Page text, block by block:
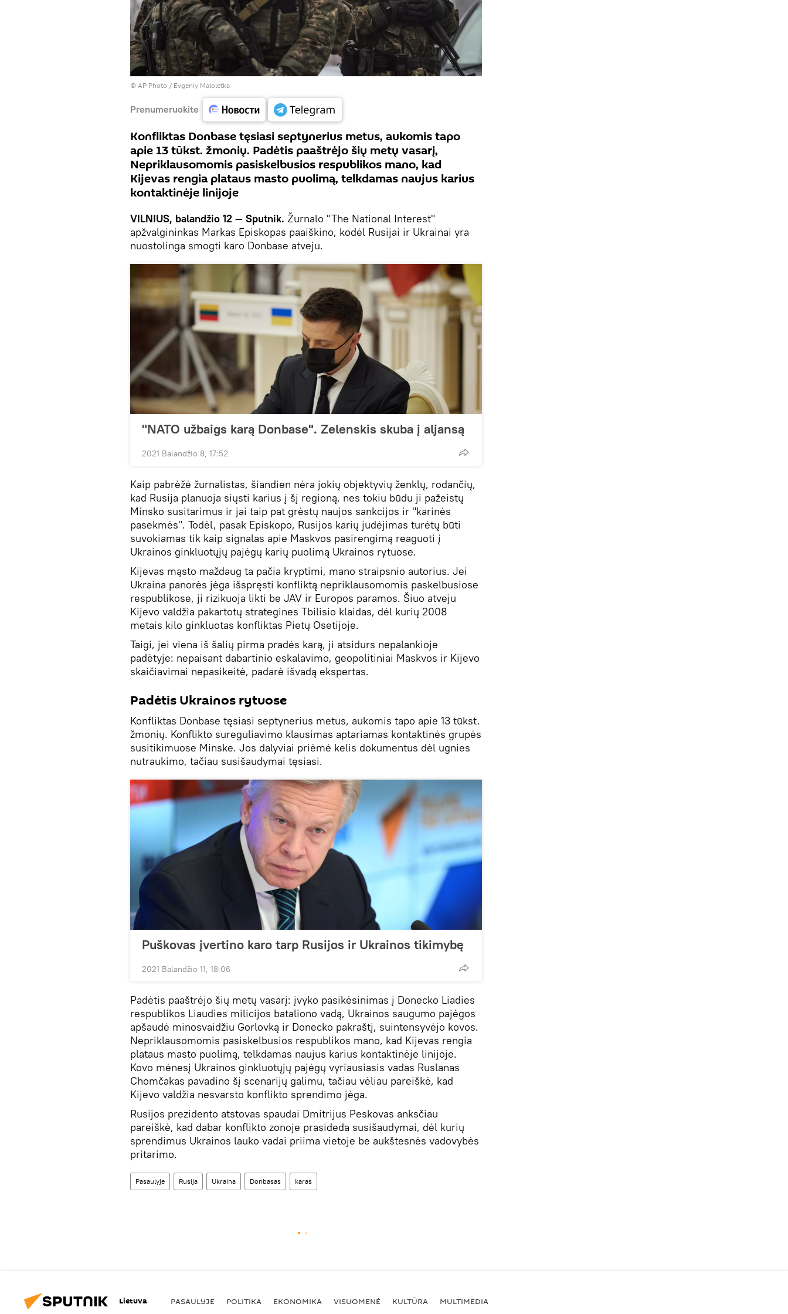
© AP Photo / Evgeniy Maloletka
Prenumeruokite
Konfliktas Donbase tęsiasi septynerius metus, aukomis tapo
apie 13 tūkst. žmonių. Padėtis paaštrėjo šių metų vasarį,
Nepriklausomomis pasiskelbusios respublikos mano, kad
Kijevas rengia plataus masto puolimą, telkdamas naujus karius
kontaktinėje linijoje
VILNIUS, balandžio 12 — Sputnik. Žurnalo "The National Interest"
apžvalgininkas Markas Episkopas paaiškino, kodėl Rusijai ir Ukrainai yra
nuostolinga smogti karo Donbase atveju.
"NATO užbaigs karą Donbase". Zelenskis skuba į aljansą
2021 Balandžio 8, 17:52
Kaip pabrėžė žurnalistas, šiandien nėra jokių objektyvių ženklų, rodančių,
kad Rusija planuoja siųsti karius į šį regioną, nes tokiu būdu ji pažeistų
Minsko susitarimus ir jai taip pat grėstų naujos sankcijos ir "karinės
pasekmės". Todėl, pasak Episkopo, Rusijos karių judėjimas turėtų būti
suvokiamas tik kaip signalas apie Maskvos pasirengimą reaguoti į
Ukrainos ginkluotųjų pajėgų karių puolimą Ukrainos rytuose.
Kijevas mąsto maždaug ta pačia kryptimi, mano straipsnio autorius. Jei
Ukraina panorės jėga išspręsti konfliktą nepriklausomomis paskelbusiose
respublikose, ji rizikuoja likti be JAV ir Europos paramos. Šiuo atveju
Kijevo valdžia pakartotų strategines Tbilisio klaidas, dėl kurių 2008
metais kilo ginkluotas konfliktas Pietų Osetijoje.
Taigi, jei viena iš šalių pirma pradės karą, ji atsidurs nepalankioje
padėtyje: nepaisant dabartinio eskalavimo, geopolitiniai Maskvos ir Kijevo
skaičiavimai nepasikeitė, padarė išvadą ekspertas.
Padėtis Ukrainos rytuose
Konfliktas Donbase tęsiasi septynerius metus, aukomis tapo apie 13 tūkst.
žmonių. Konflikto sureguliavimo klausimas aptariamas kontaktinės grupės
susitikimuose Minske. Jos dalyviai priėmė kelis dokumentus dėl ugnies
nutraukimo, tačiau susišaudymai tęsiasi.
Puškovas įvertino karo tarp Rusijos ir Ukrainos tikimybę
2021 Balandžio 11, 18:06
Padėtis paaštrėjo šių metų vasarį: įvyko pasikėsinimas į Donecko Liadies
respublikos Liaudies milicijos bataliono vadą, Ukrainos saugumo pajėgos
apšaudė minosvaidžiu Gorlovką ir Donecko pakraštį, suintensyvėjo kovos.
Nepriklausomomis pasiskelbusios respublikos mano, kad Kijevas rengia
plataus masto puolimą, telkdamas naujus karius kontaktinėje linijoje.
Kovo mėnesį Ukrainos ginkluotųjų pajėgų vyriausiasis vadas Ruslanas
Chomčakas pavadino šį scenarijų galimu, tačiau vėliau pareiškė, kad
Kijevo valdžia nesvarsto konflikto sprendimo jėga.
Rusijos prezidento atstovas spaudai Dmitrijus Peskovas anksčiau
pareiškė, kad dabar konflikto zonoje prasideda susišaudymai, dėl kurių
sprendimus Ukrainos lauko vadai priima vietoje be aukštesnės vadovybės
pritarimo.
Pasaulyje Rusija Ukraina Donbasas karas
Lietuva PASAULYJE POLITIKA EKONOMIKA VISUOMENĖ KULTŪRA MULTIMEDIA